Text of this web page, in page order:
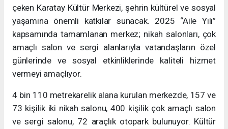
çeken Karatay Kültür Merkezi, şehrin kültürel ve sosyal
yaşamına önemli katkılar sunacak. 2025 “Aile Yılı”
kapsamında tamamlanan merkez; nikah salonları, çok
amaçlı salon ve sergi alanlarıyla vatandaşların özel
günlerinde ve sosyal etkinliklerinde kaliteli hizmet
vermeyi amaçlıyor.
4 bin 110 metrekarelik alana kurulan merkezde, 157 ve
73 kişilik iki nikah salonu, 400 kişilik çok amaçlı salon
ve sergi salonu, 72 araçlık otopark bulunuyor. Kültür